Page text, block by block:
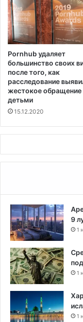
Pornhub удаляет
большинство своих
после того, как
расследование
жестокое обращение
детьми
15.12.2020
9
1
1
1